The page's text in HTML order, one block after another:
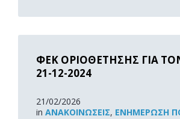
ΦΕΚ ΟΡΙΟΘΕΤΗΣΗΣ ΓΙΑ
21-12-2024
21/02/2026
in ΑΝΑΚOΙΝΏΣΕΙΣ, ΕΝΗΜΈΡΩΣΗ
Read